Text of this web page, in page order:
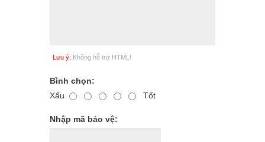
Lưu ý: Không hỗ trợ HTML!
Bình chọn:
Xấu
Tốt
Nhập mã bảo vệ: